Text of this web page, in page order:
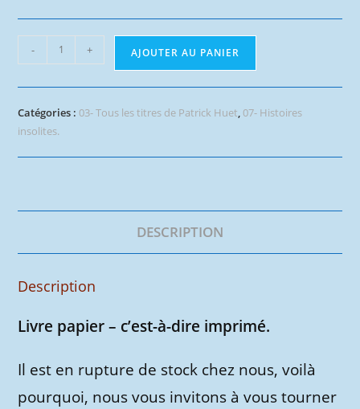
quantité
de
Dan
Mac-
Coy
- + AJOUTER AU PANIER
Catégories :03- Tous les titres de Patrick Huet,07- Histoires
insolites.
DESCRIPTION
Description
Livre papier – c’est-à-dire imprimé.
Il est en rupture de stock chez nous, voilà
pourquoi, nous vous invitons à vous tourner